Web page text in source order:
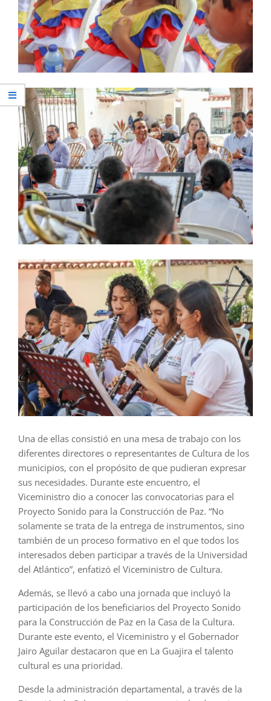
Una de ellas consistió en una mesa de trabajo con los
diferentes directores o representantes de Cultura de los
municipios, con el propósito de que pudieran expresar
sus necesidades. Durante este encuentro, el
Viceministro dio a conocer las convocatorias para el
Proyecto Sonido para la Construcción de Paz. “No
solamente se trata de la entrega de instrumentos, sino
también de un proceso formativo en el que todos los
interesados deben participar a través de la Universidad
del Atlántico”, enfatizó el Viceministro de Cultura.
Además, se llevó a cabo una jornada que incluyó la
participación de los beneficiarios del Proyecto Sonido
para la Construcción de Paz en la Casa de la Cultura.
Durante este evento, el Viceministro y el Gobernador
Jairo Aguilar destacaron que en La Guajira el talento
cultural es una prioridad.
Desde la administración departamental, a través de la